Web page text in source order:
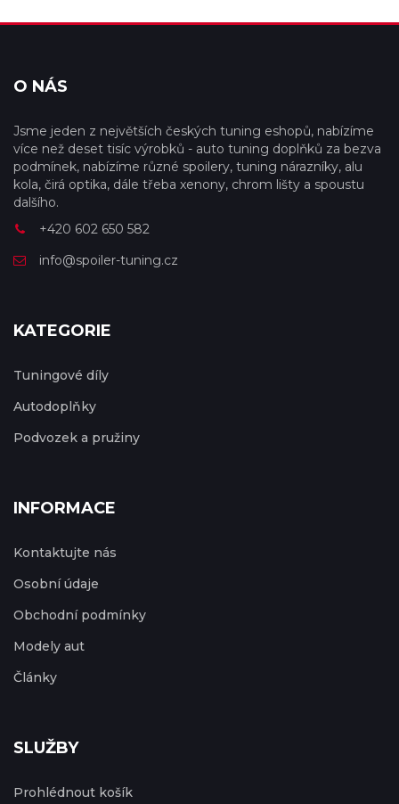
O NÁS
Jsme jeden z největších českých tuning eshopů, nabízíme
více než deset tisíc výrobků - auto tuning doplňků za bezva
podmínek, nabízíme různé spoilery, tuning nárazníky, alu
kola, čirá optika, dále třeba xenony, chrom lišty a spoustu
dalšího.
+420 602 650 582
info@spoiler-tuning.cz
KATEGORIE
Tuningové díly
Autodoplňky
Podvozek a pružiny
INFORMACE
Kontaktujte nás
Osobní údaje
Obchodní podmínky
Modely aut
Články
SLUŽBY
Prohlédnout košík